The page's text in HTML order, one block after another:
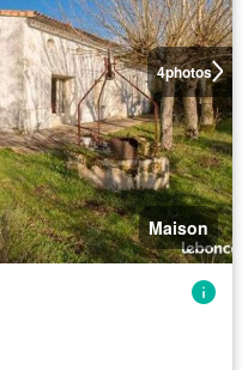
4photos
Maison